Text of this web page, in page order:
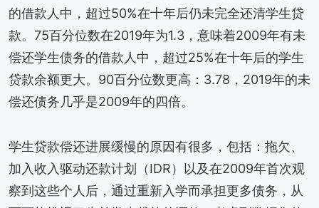
的借款人中，超过50%在十年后仍未完全还清学生贷
款。75百分位数在2019年为1.3，意味着2009年有未
偿还学生债务的借款人中，超过25%在十年后的学生
贷款余额更大。90百分位数更高：3.78，2019年的未
偿还债务几乎是2009年的四倍。
学生贷款偿还进展缓慢的原因有很多，包括：拖欠、
加入收入驱动还款计划（IDR）以及在2009年首次观
察到这些个人后，通过重新入学而承担更多债务，从